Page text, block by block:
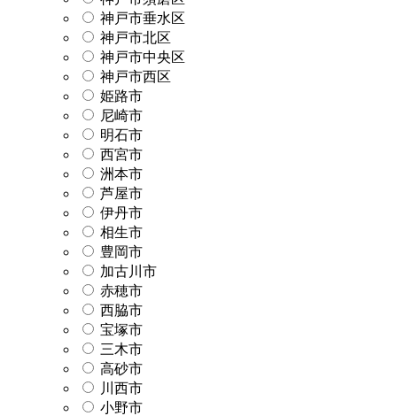
神戸市垂水区
神戸市北区
神戸市中央区
神戸市西区
姫路市
尼崎市
明石市
西宮市
洲本市
芦屋市
伊丹市
相生市
豊岡市
加古川市
赤穂市
西脇市
宝塚市
三木市
高砂市
川西市
小野市